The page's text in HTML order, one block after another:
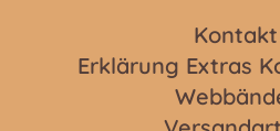
Kontakt
Erklärung Extras